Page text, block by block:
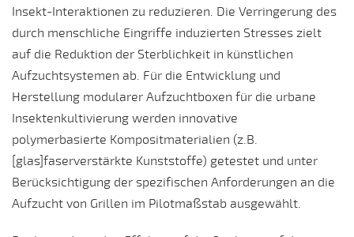
Insekt-Interaktionen zu reduzieren. Die Verringerung des
durch menschliche Eingriffe induzierten Stresses zielt
auf die Reduktion der Sterblichkeit in künstlichen
Aufzuchtsystemen ab. Für die Entwicklung und
Herstellung modularer Aufzuchtboxen für die urbane
Insektenkultivierung werden innovative
polymerbasierte Kompositmaterialien (z.B.
[glas]faserverstärkte Kunststoffe) getestet und unter
Berücksichtigung der spezifischen Anforderungen an die
Aufzucht von Grillen im Pilotmaßstab ausgewählt.